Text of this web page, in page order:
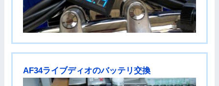
AF34ライブディオのバッテリ交換